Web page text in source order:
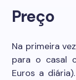
Preço
Na primeira
para o casal
Euros a